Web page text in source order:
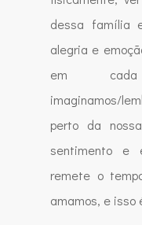
dessa família
alegria e
em
imaginamos/
perto da
sentimento e
remete o
amamos, e isso